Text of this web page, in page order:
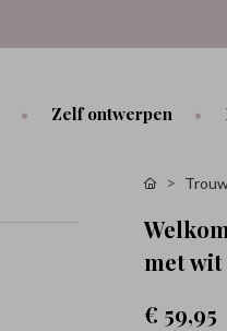
Zelf ontwerpen
met wit
€ 59,95